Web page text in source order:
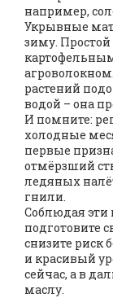
например,
Укрывные
зиму. Простой
растений
водой – она
И помните:
холодные
первые
отмёрзший
ледяных
гнили.
Соблюдая
подготовите
снизите риск
и красивый
сейчас, а в
маслу.